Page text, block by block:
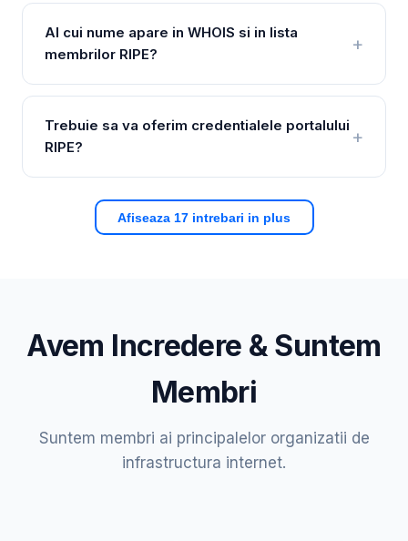
Al cui nume apare in WHOIS si in lista
membrilor RIPE?
Trebuie sa va oferim credentialele portalului
RIPE?
Afiseaza 17 intrebari in plus
Avem Incredere & Suntem
Membri
Suntem membri ai principalelor organizatii de
infrastructura internet.